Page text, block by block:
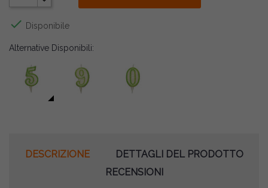
 Disponibile
Alternative Disponibili:
DESCRIZIONE
DETTAGLI DEL PRODOTTO
RECENSIONI